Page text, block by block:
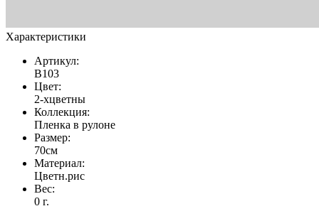
Характеристики
Артикул:
В103
Цвет:
2-хцветны
Коллекция:
Пленка в рулоне
Размер:
70см
Материал:
Цветн.рис
Вес:
0 г.